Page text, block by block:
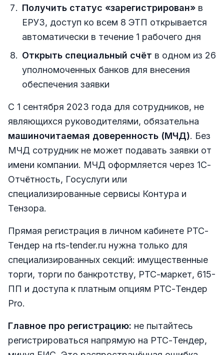
Получить статус «зарегистрирован» в
ЕРУЗ, доступ ко всем 8 ЭТП открывается
автоматически в течение 1 рабочего дня
Открыть специальный счёт в одном из 26
уполномоченных банков для внесения
обеспечения заявки
С 1 сентября 2023 года для сотрудников, не
являющихся руководителями, обязательна
машиночитаемая доверенность (МЧД). Без
МЧД сотрудник не может подавать заявки от
имени компании. МЧД оформляется через 1С-
Отчётность, Госуслуги или
специализированные сервисы Контура и
Тензора.
Прямая регистрация в личном кабинете РТС-
Тендер на rts-tender.ru нужна только для
специализированных секций: имущественные
торги, торги по банкротству, РТС-маркет, 615-
ПП и доступа к платным опциям РТС-Тендер
Pro.
Главное про регистрацию: не пытайтесь
регистрироваться напрямую на РТС-Тендер,